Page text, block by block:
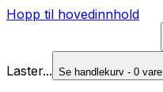
Hopp til hovedinnhold
Laster... Se handlekurv - 0 vare